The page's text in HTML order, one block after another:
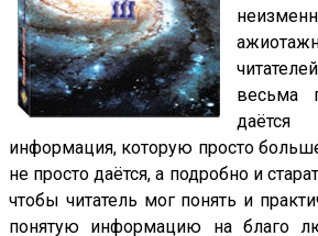
весьма
информация, которую просто
не просто даётся, а подробно и
чтобы читатель мог понять и
понятую информацию на благо